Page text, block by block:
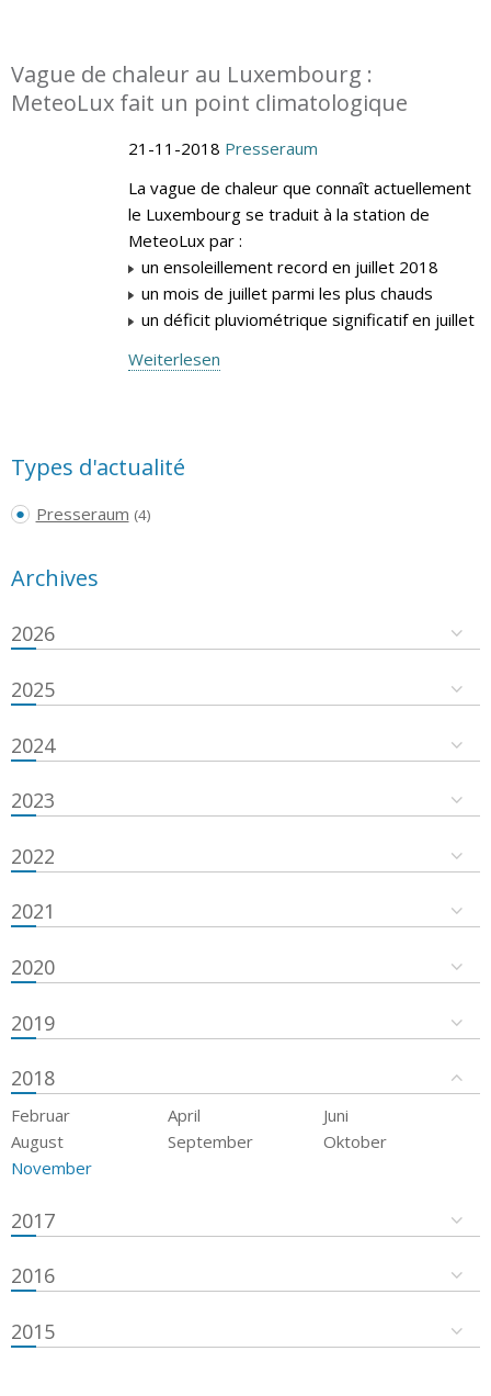
Vague de chaleur au Luxembourg :
MeteoLux fait un point climatologique
21-11-2018 Presseraum
La vague de chaleur que connaît actuellement
le Luxembourg se traduit à la station de
MeteoLux par :
un ensoleillement record en juillet 2018
un mois de juillet parmi les plus chauds
un déficit pluviométrique significatif en juillet
Weiterlesen
Types d'actualité
Presseraum (4)
Archives
2026
2025
2024
2023
2022
2021
2020
2019
2018
Februar April
Juni
August
September
Oktober
November
2017
2016
2015